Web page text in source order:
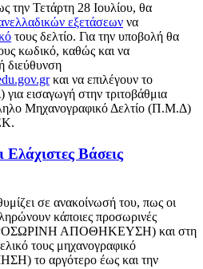
την Τετάρτη 28 Ιουλίου, θα
εξετάσεων να
τους δελτίο. Για την υποβολή θα
κωδικό, καθώς και να
διεύθυνση
και να επιλέγουν το
εισαγωγή στην τριτοβάθμια
Μηχανογραφικό Δελτίο (Π.Μ.Δ)
Βάσεις
σε ανακοίνωσή του, πως οι
κάποιες προσωρινές
ΠΡΟΣΩΡΙΝΗ ΑΠΟΘΗΚΕΥΣΗ) και στη
τους μηχανογραφικό
το αργότερο έως και την